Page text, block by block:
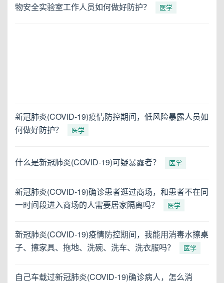
物安全实验室工作人员如何做好防护？
医学
新冠肺炎(COVID-19)疫情防控期间，低风险暴露人员如
何做好防护？
医学
什么是新冠肺炎(COVID-19)可疑暴露者？ 医学
新冠肺炎(COVID-19)确诊患者逛过商场，和患者不在同
一时间段进入商场的人需要居家隔离吗？
医学
新冠肺炎(COVID-19)疫情防控期间，我能用消毒水擦桌
子、擦家具、拖地、洗碗、洗车、洗衣服吗？
医学
自己车载过新冠肺炎(COVID-19)确诊病人，怎么消